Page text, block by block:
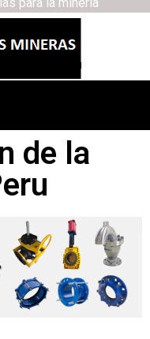
de la